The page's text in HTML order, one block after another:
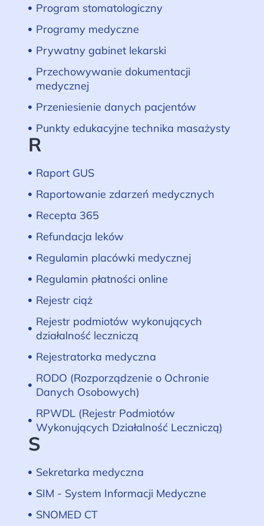
Program stomatologiczny
Programy medyczne
Prywatny gabinet lekarski
Przechowywanie dokumentacji
medycznej
Przeniesienie danych pacjentów
Punkty edukacyjne technika masażysty
R
Raport GUS
Raportowanie zdarzeń medycznych
Recepta 365
Refundacja leków
Regulamin placówki medycznej
Regulamin płatności online
Rejestr ciąż
Rejestr podmiotów wykonujących
działalność leczniczą
Rejestratorka medyczna
RODO (Rozporządzenie o Ochronie
Danych Osobowych)
RPWDL (Rejestr Podmiotów
Wykonujących Działalność Leczniczą)
S
Sekretarka medyczna
SIM - System Informacji Medyczne
SNOMED CT